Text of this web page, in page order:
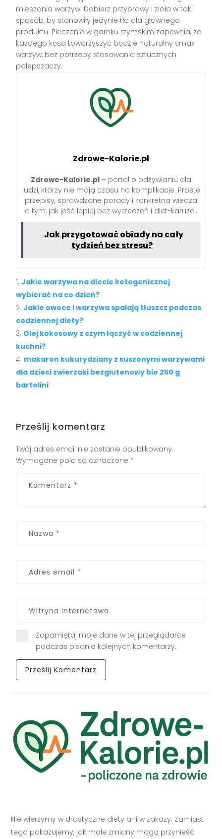
mieszania warzyw. Dobierz przyprawy i zioła w taki
sposób, by stanowiły jedynie tło dla głównego
produktu. Pieczenie w garnku rzymskim zapewnia, że
każdego kęsa towarzyszyć będzie naturalny smak
warzyw, bez potrzeby stosowania sztucznych
polepszaczy.
Zdrowe-Kalorie.pl
Zdrowe-Kalorie.pl – portal o odżywianiu dla
ludzi, którzy nie mają czasu na komplikacje. Proste
przepisy, sprawdzone porady i konkretna wiedza
o tym, jak jeść lepiej bez wyrzeczeń i diet-karuzel.
Jak przygotować obiady na cały
tydzień bez stresu?
Jakie warzywa na diecie ketogenicznej
wybierać na co dzień?
Jakie owoce i warzywa spalają tłuszcz podczas
codziennej diety?
Olej kokosowy z czym łączyć w codziennej
kuchni?
makaron kukurydziany z suszonymi warzywami
dla dzieci zwierzaki bezglutenowy bio 250 g
bartolini
Prześlij komentarz
Twój adres email nie zostanie opublikowany.
Wymagane pola są oznaczone *
Zapamiętaj moje dane w tej przeglądarce
podczas pisania kolejnych komentarzy.
Nie wierzymy w drastyczne diety ani w zakazy. Zamiast
tego pokazujemy, jak małe zmiany mogą przynieść